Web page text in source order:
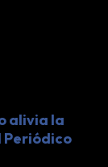
alivia la
Periódico